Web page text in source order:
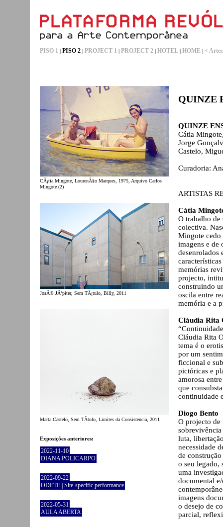
PISO 1 | PISO 2 | PROJECT 1 | PROJECT 2 | HOTEL | HOME | <
CÃ¡tia Mingote, LourenÃ§o Marques, 1975, Arquivo Carlos
Mingote (2)
JosÃ© JÃºpiter, Sem TÂ¡tulo, Billy, 2011
Marta Castelo, Sem TÃ­tulo, Limites da Consistencia, 2011
Exposições anteriores:
2022-11-10
DIANA POLICARPO
2022-09-22
ODETE | Site-specific performance
2022-05-31
AULA ABERTA
QUINZE
QUINZE
Cátia
Jorge
Castelo,
Curadoria:
ARTISTAS
Cátia
O trabalho de
colectiva.
Mingote cedo
imagens e de
desenrolados
memórias
projecto,
construindo
oscila entre
memória e a
Cláudia Rita
Cláudia Rita
tema é o
por um
ficcional e
pictóricas e
amorosa
que
continuidade
Diogo Bento
O projecto de
luta,
necessidade
de
o seu legado,
uma
documental
imagens
o desejo de
parcial,